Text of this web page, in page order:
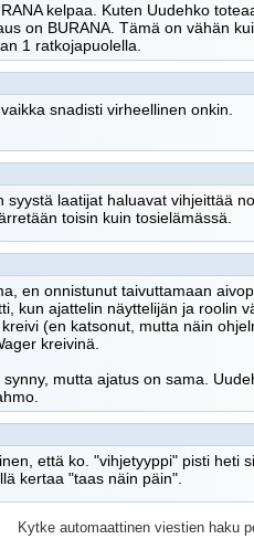
kelpaa. Kuten Uudehko
on BURANA. Tämä on vähän
1 ratkojapuolella.
snadisti virheellinen onkin.
laatijat haluavat vihjeittää
toisin kuin tosielämässä.
en onnistunut taivuttamaan
kun ajattelin näyttelijän ja roolin
(en katsonut, mutta näin
kreivinä.
mutta ajatus on sama.
että ko. "vihjetyyppi" pisti heti
kertaa "taas näin päin".
Kytke automaattinen viestien haku